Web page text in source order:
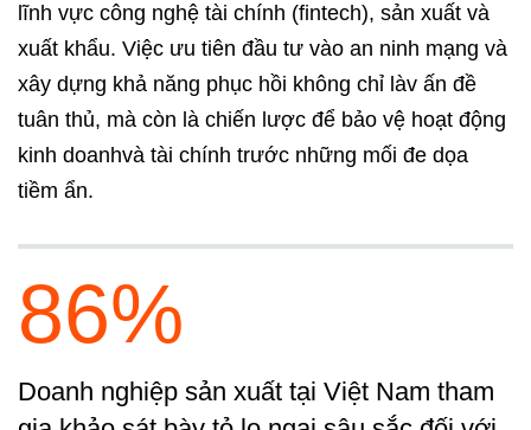
lĩnh vực công nghệ tài chính (fintech), sản xuất và
xuất khẩu. Việc ưu tiên đầu tư vào an ninh mạng và
xây dựng khả năng phục hồi không chỉ làv ấn đề
tuân thủ, mà còn là chiến lược để bảo vệ hoạt động
kinh doanhvà tài chính trước những mối đe dọa
tiềm ẩn.
86%
Doanh nghiệp sản xuất tại Việt Nam tham